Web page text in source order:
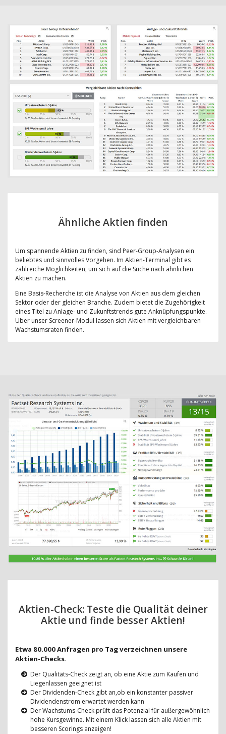
Ähnliche Aktien finden
Um spannende Aktien zu finden, sind Peer-Group-Analysen ein
beliebtes und sinnvolles Vorgehen. Im Aktien-Terminal gibt es
zahlreiche Möglichkeiten, um sich auf die Suche nach ähnlichen
Aktien zu machen.
Eine Basis-Recherche ist die Analyse von Aktien aus dem gleichen
Sektor oder der gleichen Branche. Zudem bietet die Zugehörigkeit
eines Titel zu Anlage- und Zukunftstrends gute Anknüpfungspunkte.
Über unser Screener-Modul lassen sich Aktien mit vergleichbaren
Wachstumsraten finden.
Aktien-Check: Teste die Qualität deiner
Aktie und finde besser Aktien!
Etwa 80.000 Anfragen pro Tag verzeichnen unsere
Aktien-Checks.
Der Qualitäts-Check zeigt an, ob eine Aktie zum Kaufen und
Liegenlassen geeignet ist
Der Dividenden-Check gibt an,ob ein konstanter passiver
Dividendenstrom erwartet werden kann
Der Wachstums-Check prüft das Potenzial für außergewöhnlich
hohe Kursgewinne. Mit einem Klick lassen sich alle Aktien mit
besseren Scorings anzeigen!